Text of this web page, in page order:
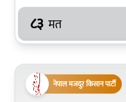
८३ मत
नेपाल मजदुर किसान पार्टी